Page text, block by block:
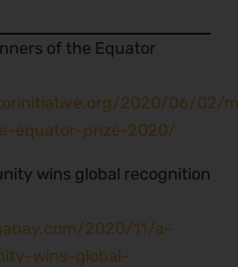
of the Equator
2020/06/02/
equator-prize-2020/
wins global recognition
2020/11/a-
wins-global-